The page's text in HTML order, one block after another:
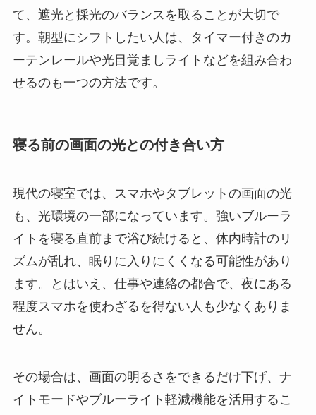
て、遮光と採光のバランスを取ることが大切で
す。朝型にシフトしたい人は、タイマー付きのカ
ーテンレールや光目覚ましライトなどを組み合わ
せるのも一つの方法です。
寝る前の画面の光との付き合い方
現代の寝室では、スマホやタブレットの画面の光
も、光環境の一部になっています。強いブルーラ
イトを寝る直前まで浴び続けると、体内時計のリ
ズムが乱れ、眠りに入りにくくなる可能性があり
ます。とはいえ、仕事や連絡の都合で、夜にある
程度スマホを使わざるを得ない人も少なくありま
せん。
その場合は、画面の明るさをできるだけ下げ、ナ
イトモードやブルーライト軽減機能を活用するこ